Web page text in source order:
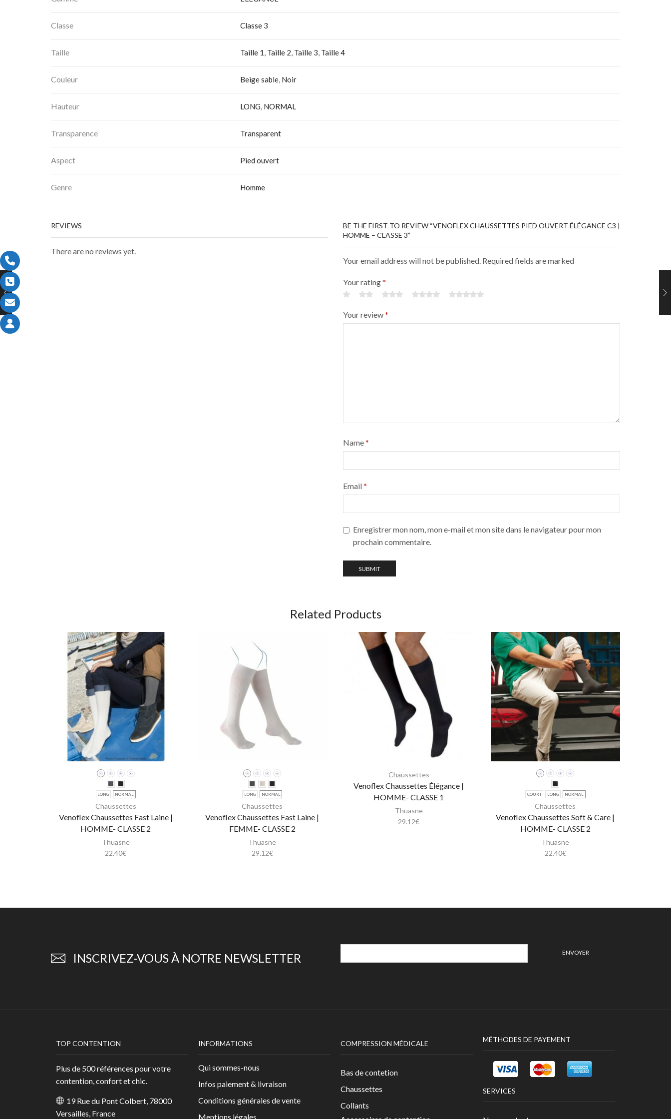
Classe Classe 3
Taille Taille 1, Taille 2, Taille 3, Taille 4
Couleur Beige sable, Noir
Hauteur LONG, NORMAL
Transparence Transparent
Aspect Pied ouvert
Genre Homme
REVIEWS
There are no reviews yet.
BE THE FIRST TO REVIEW “VENOFLEX CHAUSSETTES PIED OUVERT ÉLÉGANCE C3 |
HOMME – CLASSE 3”
Your email address will not be published. Required fields are marked
Your rating*
Your review*
Name*
Email*
Enregistrer mon nom, mon e-mail et mon site dans le navigateur pour mon
prochain commentaire.
Related Products
LONG NORMAL
Chaussettes
Venoflex Chaussettes Fast Laine |
HOMME- CLASSE 2
Thuasne
22.40€
LONG NORMAL
Chaussettes
Venoflex Chaussettes Fast Laine |
FEMME- CLASSE 2
Thuasne
29.12€
Chaussettes
Venoflex Chaussettes Élégance |
HOMME- CLASSE 1
Thuasne
29.12€
COURT LONG NORMAL
Chaussettes
Venoflex Chaussettes Soft & Care |
HOMME- CLASSE 2
Thuasne
22.40€
INSCRIVEZ-VOUS À NOTRE NEWSLETTER
TOP CONTENTION
Plus de 500 références pour votre
contention, confort et chic.
19 Rue du Pont Colbert, 78000
Versailles, France
INFORMATIONS
Qui sommes-nous
Infos paiement & livraison
Conditions générales de vente
Mentions légales
COMPRESSION MÉDICALE
Bas de contetion
Chaussettes
Collants
MÉTHODES DE PAYEMENT
SERVICES